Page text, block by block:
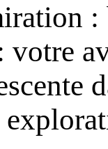
votre